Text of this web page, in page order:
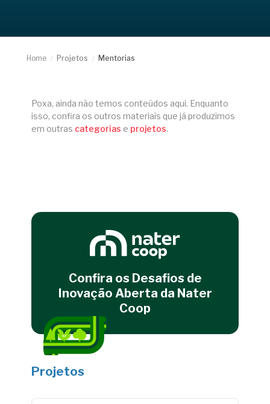
Home / Projetos / Mentorias
Poxa, ainda não temos conteúdos aqui. Enquanto
isso, confira os outros materiais que já produzimos
em outras categorias e projetos.
Confira os Desafios de
Inovação Aberta da Nater
Coop
Projetos